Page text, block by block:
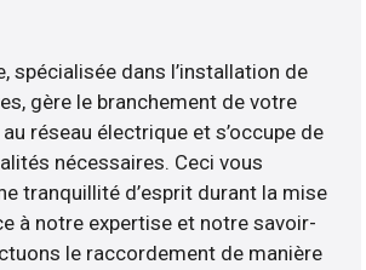
spécialisée dans l’installation de
gère le branchement de votre
réseau électrique et s’occupe de
nécessaires. Ceci vous
tranquillité d’esprit durant la mise
à notre expertise et notre savoir-
le raccordement de manière